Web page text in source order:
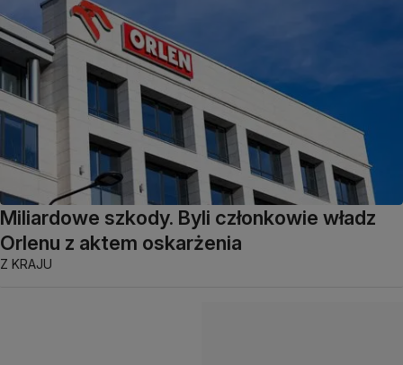
Miliardowe szkody. Byli członkowie władz
Orlenu z aktem oskarżenia
Z KRAJU